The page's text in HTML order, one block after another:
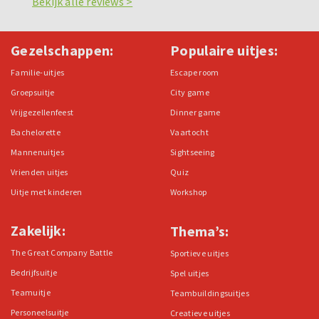
Gezelschappen:
Familie-uitjes
Groepsuitje
Vrijgezellenfeest
Bachelorette
Mannenuitjes
Vrienden uitjes
Uitje met kinderen
Zakelijk:
The Great Company Battle
Bedrijfsuitje
Teamuitje
Personeelsuitje
Populaire uitjes:
Escape room
City game
Dinner game
Vaartocht
Sightseeing
Quiz
Workshop
Thema’s:
Sportieve uitjes
Spel uitjes
Teambuildingsuitjes
Creatieve uitjes